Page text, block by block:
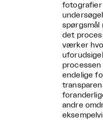
fotografier
spørgsmål
det
værker
endelige
andre